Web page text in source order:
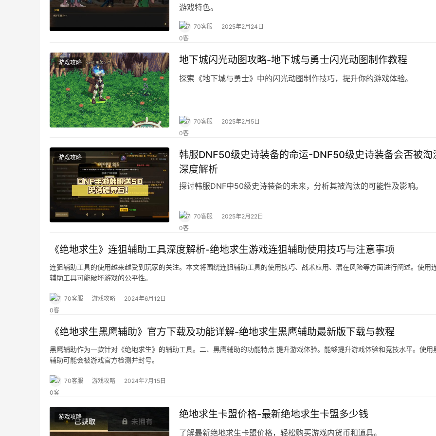
游戏特色。
70客服 2025年2月24日
游戏攻略 地下城闪光动图攻略-地下城与勇士闪光动图制作教程
探索《地下城与勇士》中的闪光动图制作技巧，提升你的游戏体验。
70客服 2025年2月5日
游戏攻略
韩服DNF50级史诗装备的命运-DNF50级史诗装备会否被淘
深度解析
探讨韩服DNF中50级史诗装备的未来，分析其被淘汰的可能性及影响。
70客服 2025年2月22日
《绝地求生》连狙辅助工具深度解析-绝地求生游戏连狙辅助使用技巧与注意事项
连狙辅助工具的使用越来越受到玩家的关注。本文将围绕连狙辅助工具的使用技巧、战术应用、潜在风险等方面进行阐述。使用
辅助工具可能破坏游戏的公平性。
70客服 游戏攻略 2024年6月12日
《绝地求生黑鹰辅助》官方下载及功能详解-绝地求生黑鹰辅助最新版下载与教程
黑鹰辅助作为一款针对《绝地求生》的辅助工具。二、黑鹰辅助的功能特点 提升游戏体验。能够提升游戏体验和竞技水平。使用
辅助可能会被游戏官方检测并封号。
70客服 游戏攻略 2024年7月15日
游戏攻略 绝地求生卡盟价格-最新绝地求生卡盟多少钱
了解最新绝地求生卡盟价格，轻松购买游戏内货币和道具。